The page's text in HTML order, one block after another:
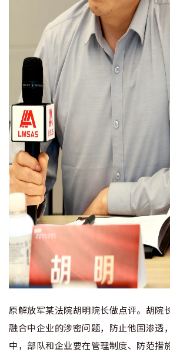
原解放军某法院胡明院长做点评。胡院
融合中企业的涉密问题，防止他国渗透
中，部队和企业要在管理制度、防范措